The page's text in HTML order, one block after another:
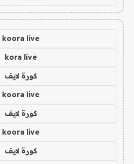
koora live
kora live
كورة لايف
koora live
كورة لايف
koora live
كورة لايف